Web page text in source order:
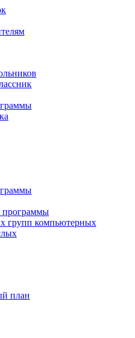
программы
групп компьютерных
план